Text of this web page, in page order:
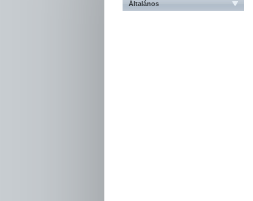
Általános